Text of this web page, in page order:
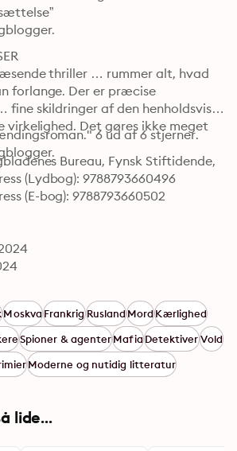
thriller … rummer alt, hvad
forlange. Der er præcise
fine skildringer af den henholdsvis
virkelighed. Det gøres ikke meget
Bureau, Fynsk Stiftidende,
6 ud af 6 stjerner.
(Lydbog): 9788793660496
(E-bog): 9788793660502
MoskvaFrankrigRuslandMordKærlighed
Spioner & agenterMafiaDetektiverVold
Moderne og nutidig litteratur
lide...